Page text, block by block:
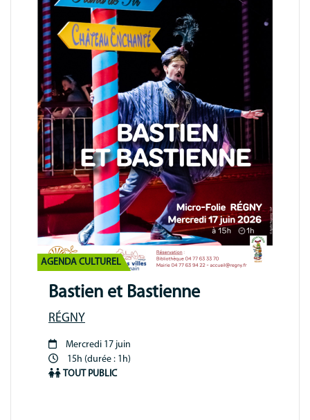
AGENDA CULTUREL
Bastien et Bastienne
RÉGNY
Période
animation
Mercredi 17 juin
15h (durée : 1h)
TOUT PUBLIC